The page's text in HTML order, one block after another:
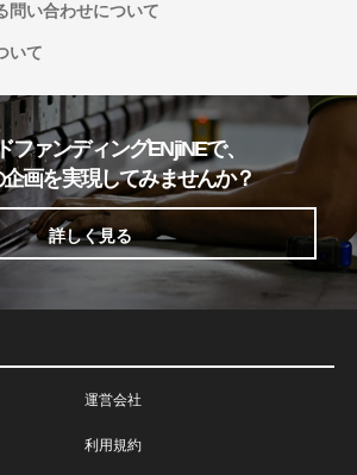
問い合わせについて
いて
ファンディングENjiNEで、
画を実現してみませんか？
詳しく見る
運営会社
利用規約